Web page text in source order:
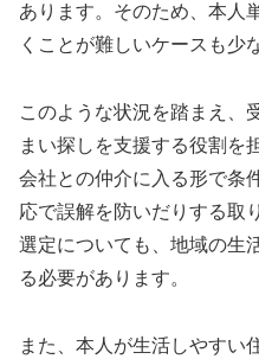
あります。そのため、本人
くことが難しいケースも少
このような状況を踏まえ、
まい探しを支援する役割を
会社との仲介に入る形で条
応で誤解を防いだりする取
選定についても、地域の生
る必要があります。
また、本人が生活しやすい